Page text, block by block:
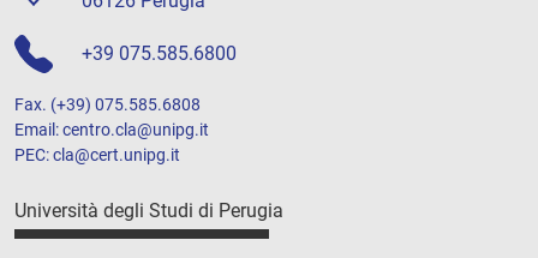
+39 075.585.6800
Fax. (+39) 075.585.6808
Email: centro.cla@unipg.it
PEC: cla@cert.unipg.it
Università degli Studi di Perugia